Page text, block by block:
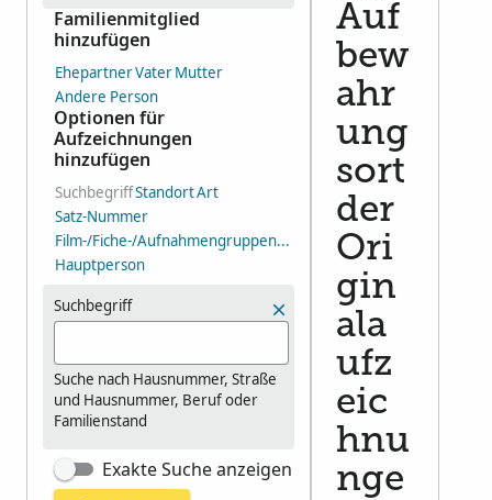
Familienmitglied
hinzufügen
EhepartnerVaterMutter
Andere Person
Optionen für
Aufzeichnungen
hinzufügen
SuchbegriffStandortArt
Satz-Nummer
Film-/Fiche-/Aufnahmengruppen-Nummer (DGS)
Hauptperson
Suchbegriff
Suche nach Hausnummer, Straße
und Hausnummer, Beruf oder
Familienstand
Exakte Suche anzeigen
Auf
bew
ahr
ung
sort
der
Ori
gin
ala
ufz
eic
hnu
nge